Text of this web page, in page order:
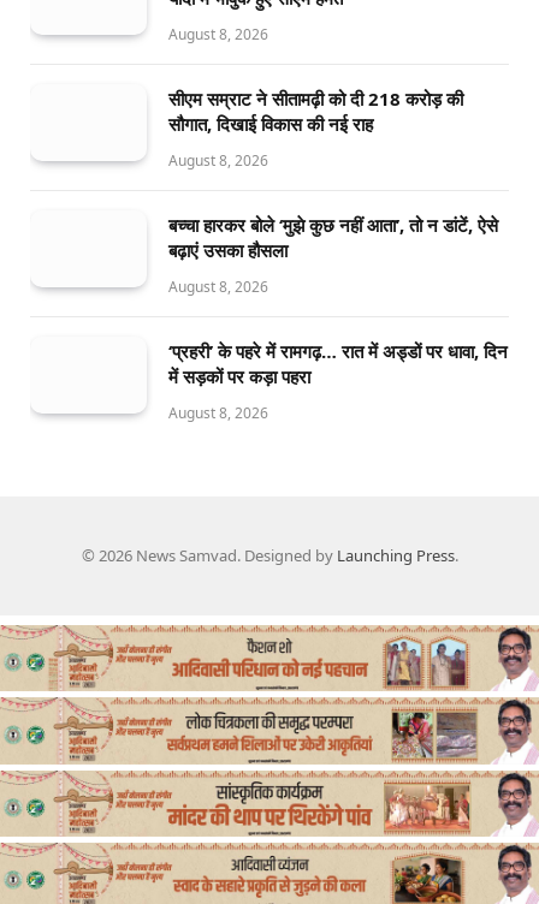
August 8, 2026
सीएम सम्राट ने सीतामढ़ी को दी 218 करोड़ की
सौगात, दिखाई विकास की नई राह
August 8, 2026
बच्चा हारकर बोले ‘मुझे कुछ नहीं आता’, तो न डांटें, ऐसे
बढ़ाएं उसका हौसला
August 8, 2026
‘प्रहरी’ के पहरे में रामगढ़… रात में अड्डों पर धावा, दिन
में सड़कों पर कड़ा पहरा
August 8, 2026
© 2026 News Samvad. Designed by Launching Press.